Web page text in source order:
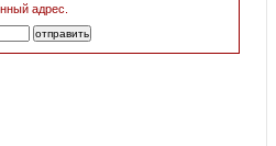
адрес.